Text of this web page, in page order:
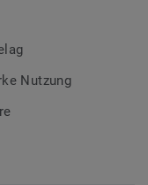
und
geprüft nach
Nutzung